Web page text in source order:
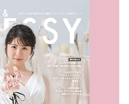
金額・条件・応募方法・注意点 「どこが
「プラコレの特典は？」といった疑問も
。 まずは診断で候補を絞れる「ウェディ
診断」か、体験型 […]
続きを読む